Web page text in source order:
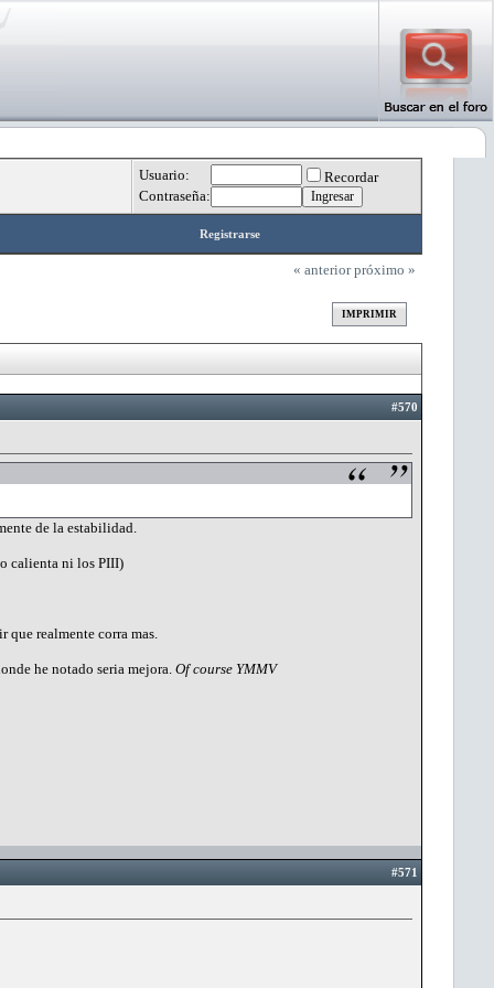
Usuario:
Recordar
Contraseña:
Registrarse
« anterior próximo »
IMPRIMIR
#570
de la estabilidad.
calienta ni los PIII)
que realmente corra mas.
he notado seria mejora. Of course YMMV
#571